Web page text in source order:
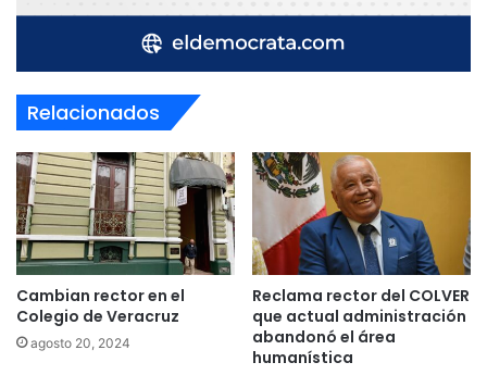
Relacionados
Cambian rector en el
Colegio de Veracruz
agosto 20, 2024
Reclama rector del COLVER
que actual administración
abandonó el área
humanística